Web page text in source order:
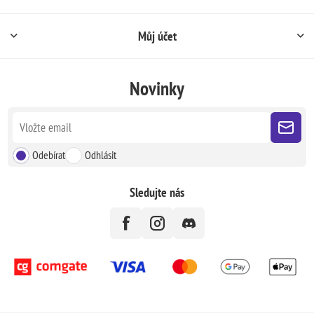
Můj účet
Novinky
Odebírat Odhlásit
Sledujte nás